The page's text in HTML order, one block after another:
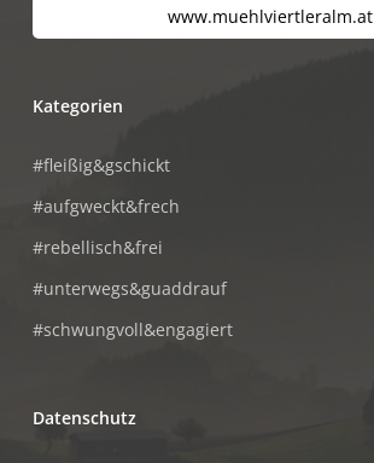
www.muehlviertleralm.at
Kategorien
#fleißig&gschickt
#aufgweckt&frech
#rebellisch&frei
#unterwegs&guaddrauf
#schwungvoll&engagiert
Datenschutz